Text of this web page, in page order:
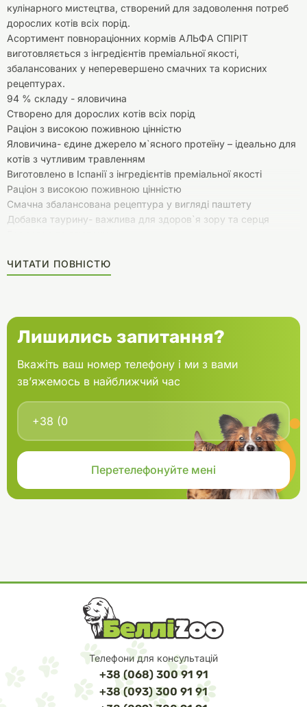
кулінарного мистецтва, створений для задоволення потреб
дорослих котів всіх порід.
Асортимент повнораціонних кормів АЛЬФА СПІРІТ
виготовляється з інгредієнтів преміальної якості,
збалансованих у неперевершено смачних та корисних
рецептурах.
94 % складу - яловичина
Створено для дорослих котів всіх порід
Раціон з високою поживною цінністю
Яловичина- єдине джерело м`ясного протеїну – ідеально для
котів з чутливим травленням
Виготовлено в Іспанії з інгредієнтів преміальної якості
Раціон з високою поживною цінністю
Смачна збалансована рецептура у вигляді паштету
Добавка таурину- важлива для здоров`я зору та серця
Без додавання води
Широкий вибір смаків вологих кормів АЛЬФА СПІРІТ для
ЧИТАТИ ПОВНІСТЮ
Лишились запитання?
Вкажіть ваш номер телефону і ми з вами
зв’яжемось в найближчий час
Телефони для консультацій
+38 (068) 300 91 91
+38 (093) 300 91 91